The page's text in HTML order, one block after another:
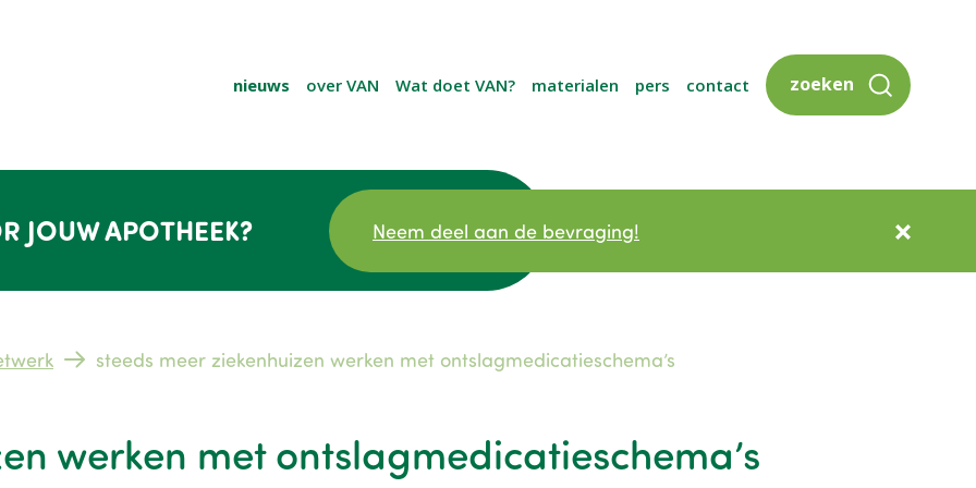
nieuws over VAN Wat doet VAN? materialen pers contact zoeken
JOUW APOTHEEK? Neem deel aan de bevraging!
steeds meer ziekenhuizen werken met ontslagmedicatieschema’s
werken met ontslagmedicatieschema’s